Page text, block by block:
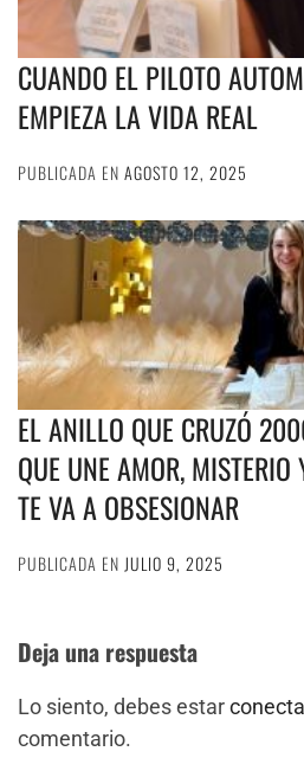
CUANDO EL PILOTO
EMPIEZA LA VIDA REAL
PUBLICADA EN AGOSTO 12, 2025
EL ANILLO QUE CRUZÓ
QUE UNE AMOR,
TE VA A OBSESIONAR
PUBLICADA EN JULIO 9, 2025
Deja una respuesta
Lo siento, debes estar
comentario.